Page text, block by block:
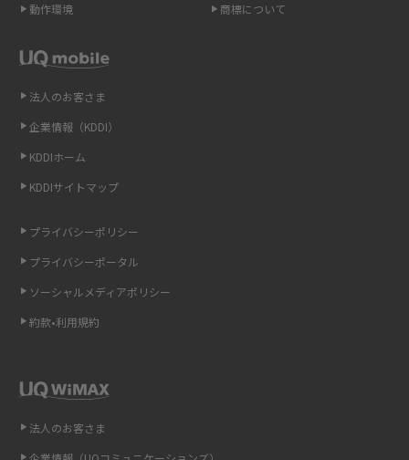
スマホや携帯端末の通信速度制限とは？回避のコツや解除のタイミング・
LINEの通知がこない時の原因と対処法9選！設定の確認手順も解説
スマホのウィジェットとは？iPhone・Androidの設定方法やおススメを紹
リプライ機能とは？LINE、X（旧Twitter）、Instagram、TikTokで送る方法
インスタのDMの送り方は？便利機能の使い方や注意点をわかりやすく解説
Bluetooth®とは？Wi-Fiとの違いやスマホ・PCとの接続方法を解説
動作環境
商標について
法人のお客さま
企業情報（KDDI）
KDDIホーム
KDDIサイトマップ
プライバシーポリシー
プライバシーポータル
ソーシャルメディアポリシー
約款•利用規約
法人のお客さま